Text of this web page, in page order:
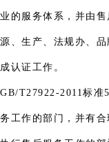
业的服务体系，并由
源、生产、法规办、
成认证工作。
GB/T27922-2011标准
务工作的部门，并有合